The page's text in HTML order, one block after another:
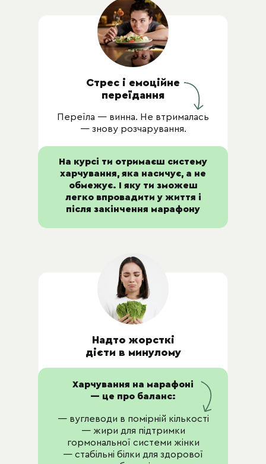
Переїла — винна. Не втрималась
— знову розчарування.
На курсі ти отримаєш систему
харчування, яка насичує, а не
обмежує. І яку ти зможеш
легко впровадити у життя і
після закінчення марафону
Стрес і емоційне
переїдання
Надто жорсткі
дієти в минулому
— вуглеводи в помірній кількості
— жири для підтримки
гормональної системи жінки
— стабільні білки для здорової
Харчування на марафоні
— це про баланс: